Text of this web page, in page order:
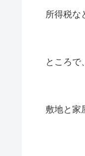
所得税な
ところで
敷地と家